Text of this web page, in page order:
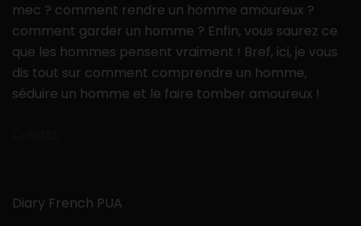
mec ? comment rendre un homme amoureux ?
comment garder un homme ? Enfin, vous saurez ce
que les hommes pensent vraiment ! Bref, ici, je vous
dis tout sur comment comprendre un homme,
séduire un homme et le faire tomber amoureux !
Diary French PUA